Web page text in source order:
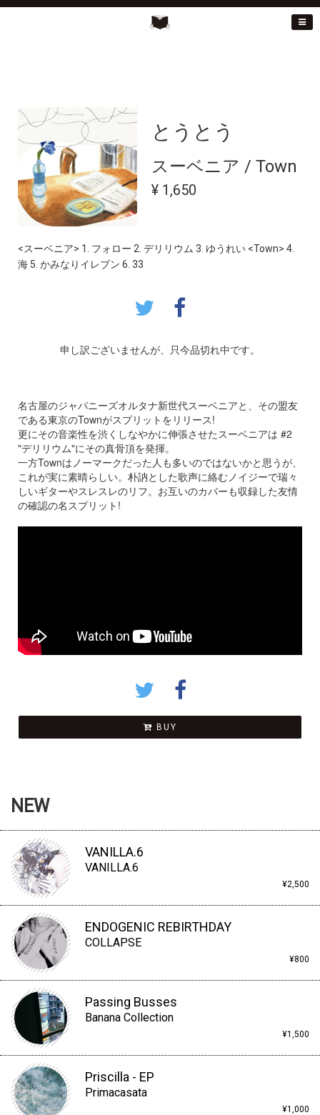
とうとう
スーベニア / Town
¥ 1,650
<スーベニア> 1. フォロー 2. デリリウム 3. ゆうれい <Town> 4.
海 5. かみなりイレブン 6. 33
申し訳ございませんが、只今品切れ中です。
名古屋のジャパニーズオルタナ新世代スーベニアと、その盟友
である東京のTownがスプリットをリリース!
更にその音楽性を渋くしなやかに伸張させたスーベニアは #2
"デリリウム"にその真骨頂を発揮。
一方Townはノーマークだった人も多いのではないかと思うが、
これが実に素晴らしい。朴訥とした歌声に絡むノイジーで瑞々
しいギターやスレスレのリフ。お互いのカバーも収録した友情
の確認の名スプリット!
BUY
NEW
VANILLA.6
VANILLA.6
¥2,500
ENDOGENIC REBIRTHDAY
COLLAPSE
¥800
Passing Busses
Banana Collection
¥1,500
Priscilla - EP
Primacasata
¥1,000